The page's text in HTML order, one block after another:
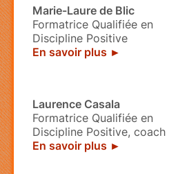
Marie-Laure de Blic
Formatrice Qualifiée en
Discipline Positive
En savoir plus ►
Laurence Casala
Formatrice Qualifiée en
Discipline Positive, coach
En savoir plus ►